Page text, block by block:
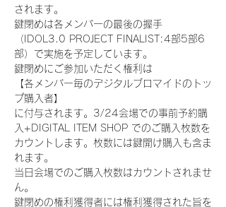
されます。
鍵閉めは各メンバーの最後の握手
（IDOL3.0 PROJECT FINALIST:4部5部6
部）で実施を予定しています。
鍵閉めにご参加いただく権利は
【各メンバー毎のデジタルブロマイドのトッ
プ購入者】
に付与されます。3/24会場での事前予約購
入+DIGITAL ITEM SHOP でのご購入枚数を
カウントします。枚数には鍵開け購入も含ま
れます。
当日会場でのご購入枚数はカウントされませ
ん。
鍵閉めの権利獲得者には権利獲得された旨を